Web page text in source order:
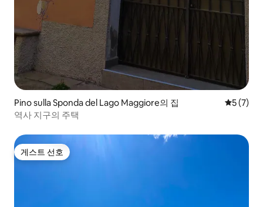
Pino sulla Sponda del Lago Maggiore의 집 평점 5점
5 (7)
역사 지구의 주택
게스트 선호
게스트 선호